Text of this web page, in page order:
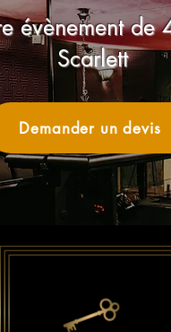
évènement de
Scarlett
Demander un devis